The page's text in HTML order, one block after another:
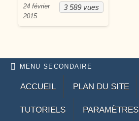
3 589 vues
24 février
2015
MENU SECONDAIRE
ACCUEIL PLAN DU SITE
TUTORIELS PARAMÈTRES